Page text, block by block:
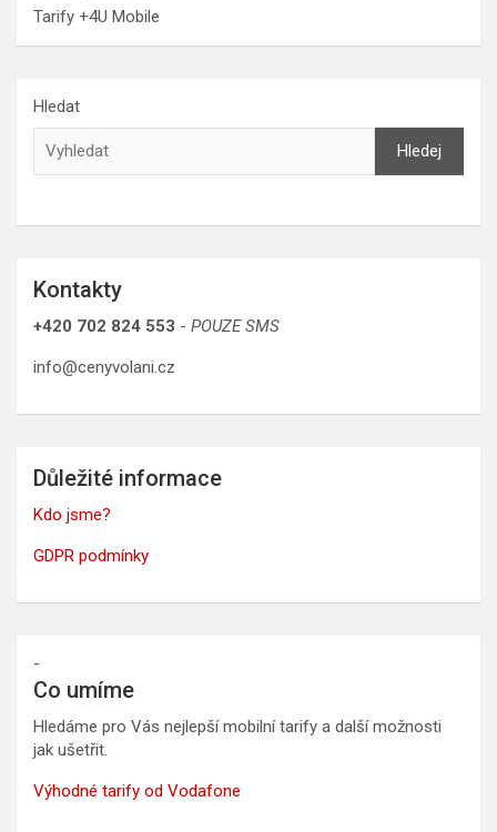
Tarify +4U Mobile
Hledat
Hledej
Kontakty
+420 702 824 553 - POUZE SMS
info@cenyvolani.cz
Důležité informace
Kdo jsme?
GDPR podmínky
-
Co umíme
Hledáme pro Vás nejlepší mobilní tarify a další možnosti
jak ušetřit.
Výhodné tarify od Vodafone